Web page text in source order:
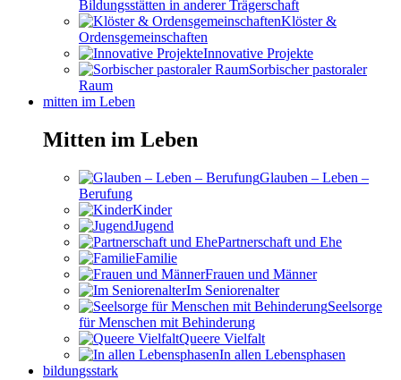
Bildungsstätten in anderer Trägerschaft
Klöster &
Ordensgemeinschaften
Innovative Projekte
Sorbischer pastoraler
Raum
mitten im Leben
Mitten im Leben
Glauben – Leben –
Berufung
Kinder
Jugend
Partnerschaft und Ehe
Familie
Frauen und Männer
Im Seniorenalter
Seelsorge
für Menschen mit Behinderung
Queere Vielfalt
In allen Lebensphasen
bildungsstark